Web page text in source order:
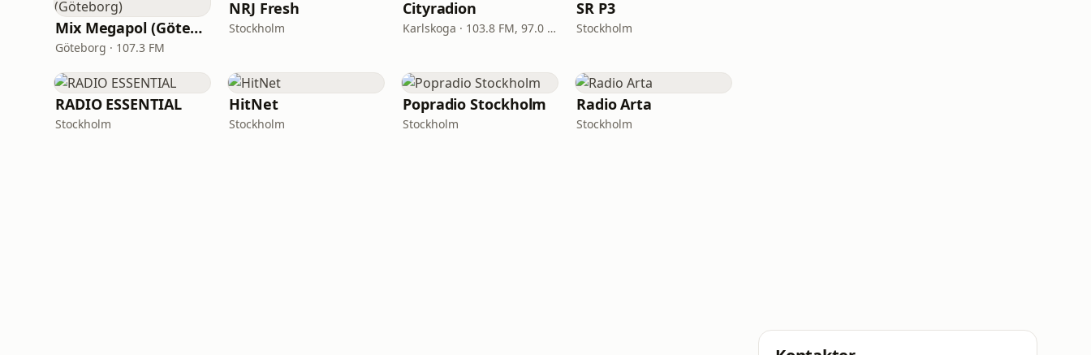
Mix Megapol (Göteborg)
Göteborg · 107.3 FM
NRJ Fresh
Stockholm
Cityradion
Karlskoga · 103.8 FM, 97.0 FM
SR P3
Stockholm
RADIO ESSENTIAL
Stockholm
HitNet
Stockholm
Popradio Stockholm
Stockholm
Radio Arta
Stockholm